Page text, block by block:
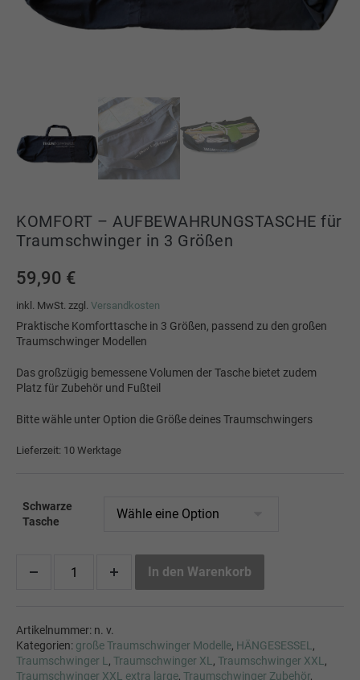
KOMFORT – AUFBEWAHRUNGSTASCHE für
Traumschwinger in 3 Größen
59,90 €
inkl. MwSt. zzgl. Versandkosten
Praktische Komforttasche in 3 Größen, passend zu den großen
Traumschwinger Modellen
Das großzügig bemessene Volumen der Tasche bietet zudem
Platz für Zubehör und Fußteil
Bitte wähle unter Option die Größe deines Traumschwingers
Lieferzeit: 10 Werktage
Schwarze
Tasche
In den Warenkorb
Artikelnummer: n. v.
Kategorien: große Traumschwinger Modelle, HÄNGESESSEL ,
Traumschwinger L , Traumschwinger XL , Traumschwinger XXL ,
Traumschwinger XXL extra large, Traumschwinger Zubehör,